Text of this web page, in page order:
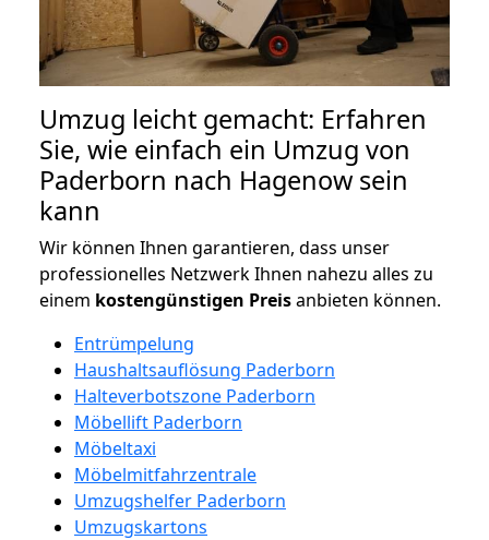
Umzug leicht gemacht: Erfahren
Sie, wie einfach ein Umzug von
Paderborn nach Hagenow sein
kann
Wir können Ihnen garantieren, dass unser
professionelles Netzwerk Ihnen nahezu alles zu
einem kostengünstigen Preisanbieten können.
Entrümpelung
Haushaltsauflösung Paderborn
Halteverbotszone Paderborn
Möbellift Paderborn
Möbeltaxi
Möbelmitfahrzentrale
Umzugshelfer Paderborn
Umzugskartons